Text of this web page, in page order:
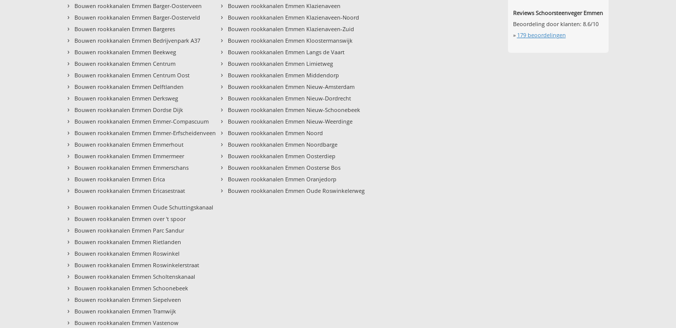
› Bouwen rookkanalen Emmen Barger-Oosterveen
› Bouwen rookkanalen Emmen Barger-Oosterveld
› Bouwen rookkanalen Emmen Bargeres
› Bouwen rookkanalen Emmen Bedrijvenpark A37
› Bouwen rookkanalen Emmen Beekweg
› Bouwen rookkanalen Emmen Centrum
› Bouwen rookkanalen Emmen Centrum Oost
› Bouwen rookkanalen Emmen Delftlanden
› Bouwen rookkanalen Emmen Derksweg
› Bouwen rookkanalen Emmen Dordse Dijk
› Bouwen rookkanalen Emmen Emmer-Compascuum
› Bouwen rookkanalen Emmen Emmer-Erfscheidenveen
› Bouwen rookkanalen Emmen Emmerhout
› Bouwen rookkanalen Emmen Emmermeer
› Bouwen rookkanalen Emmen Emmerschans
› Bouwen rookkanalen Emmen Erica
› Bouwen rookkanalen Emmen Ericasestraat
› Bouwen rookkanalen Emmen Klazienaveen
› Bouwen rookkanalen Emmen Klazienaveen-Noord
› Bouwen rookkanalen Emmen Klazienaveen-Zuid
› Bouwen rookkanalen Emmen Kloostermanswijk
› Bouwen rookkanalen Emmen Langs de Vaart
› Bouwen rookkanalen Emmen Limietweg
› Bouwen rookkanalen Emmen Middendorp
› Bouwen rookkanalen Emmen Nieuw-Amsterdam
› Bouwen rookkanalen Emmen Nieuw-Dordrecht
› Bouwen rookkanalen Emmen Nieuw-Schoonebeek
› Bouwen rookkanalen Emmen Nieuw-Weerdinge
› Bouwen rookkanalen Emmen Noord
› Bouwen rookkanalen Emmen Noordbarge
› Bouwen rookkanalen Emmen Oosterdiep
› Bouwen rookkanalen Emmen Oosterse Bos
› Bouwen rookkanalen Emmen Oranjedorp
› Bouwen rookkanalen Emmen Oude Roswinkelerweg
› Bouwen rookkanalen Emmen Oude Schuttingskanaal
› Bouwen rookkanalen Emmen over 't spoor
› Bouwen rookkanalen Emmen Parc Sandur
› Bouwen rookkanalen Emmen Rietlanden
› Bouwen rookkanalen Emmen Roswinkel
› Bouwen rookkanalen Emmen Roswinkelerstraat
› Bouwen rookkanalen Emmen Scholtenskanaal
› Bouwen rookkanalen Emmen Schoonebeek
› Bouwen rookkanalen Emmen Siepelveen
› Bouwen rookkanalen Emmen Tramwijk
› Bouwen rookkanalen Emmen Vastenow
Reviews Schoorsteenveger Emmen
Beoordeling door klanten: 8.6/10
» 179beoordelingen